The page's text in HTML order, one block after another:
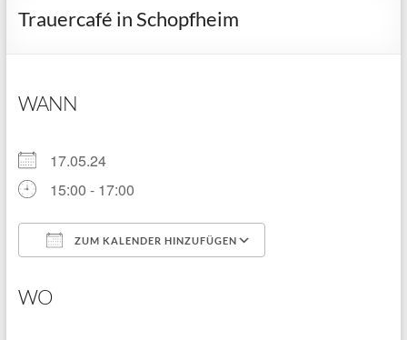
Trauercafé in Schopfheim
WANN
17.05.24
15:00 - 17:00
ZUM KALENDER HINZUFÜGEN
WO